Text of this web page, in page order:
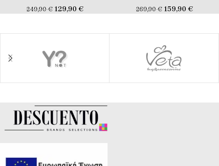
249,90€ 129,90 € 269,90€ 159,90 €